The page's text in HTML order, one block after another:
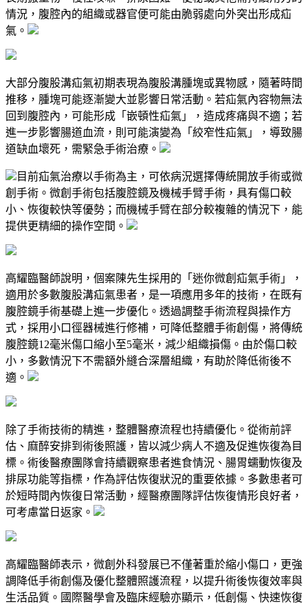
情況，腹腔內的組織或器官便可能由脆弱處向外突出形成疝
氣。
大部分腹股溝疝氣初期表現為腹股溝腫塊或異物感，隨著時間
推移，腫塊可能逐漸變大並影響日常活動。若疝氣內容物無法
回到腹腔內，可能形成「嵌頓性疝氣」，造成疼痛與不適；若
進一步影響腸道血流，則可能演變為「絞窄性疝氣」，導致腸
道缺血壞死，需緊急手術治療。
目前疝氣治療以手術為主，可依病況選擇傳統開放手術或微
創手術。微創手術包括腹腔鏡及機械手臂手術，具有傷口較
小、恢復較快等優勢；而機械手臂在部分較複雜的情況下，能
提供更精細的操作空間。
高耀臨醫師說明，個案陳先生採用的「迷你微創疝氣手術」，
適用於多數腹股溝疝氣患者，是一項應用多年的技術，在既有
腹腔鏡手術基礎上進一步優化。透過調整手術流程與操作方
式，採用小口徑器械進行修補，可降低整體手術創傷，將傳統
腹腔鏡12毫米傷口縮小至5毫米，減少組織損傷。由於傷口較
小，多數情況下不需額外縫合深層組織，有助於降低術後不
適。
除了手術技術的精進，整體醫療流程也持續優化。從術前評
估、麻醉安排到術後照護，皆以減少病人不適及促進恢復為目
標。術後醫療團隊會持續觀察患者進食情況、腸胃蠕動恢復及
排尿功能等指標，作為評估恢復狀況的重要依據。多數患者可
於短時間內恢復日常活動，經醫療團隊評估恢復情形良好者，
可考慮當日返家。
高耀臨醫師表示，微創外科發展已不僅著重於縮小傷口，更強
調降低手術創傷及優化整體照護流程，以提升術後恢復效率與
生活品質。國際醫學會及臨床經驗亦顯示，低創傷、快速恢復